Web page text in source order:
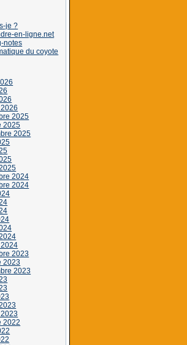
je ?
en-ligne.net
notes
du coyote
2025
2025
2025
2024
2024
2023
2023
2023
2022